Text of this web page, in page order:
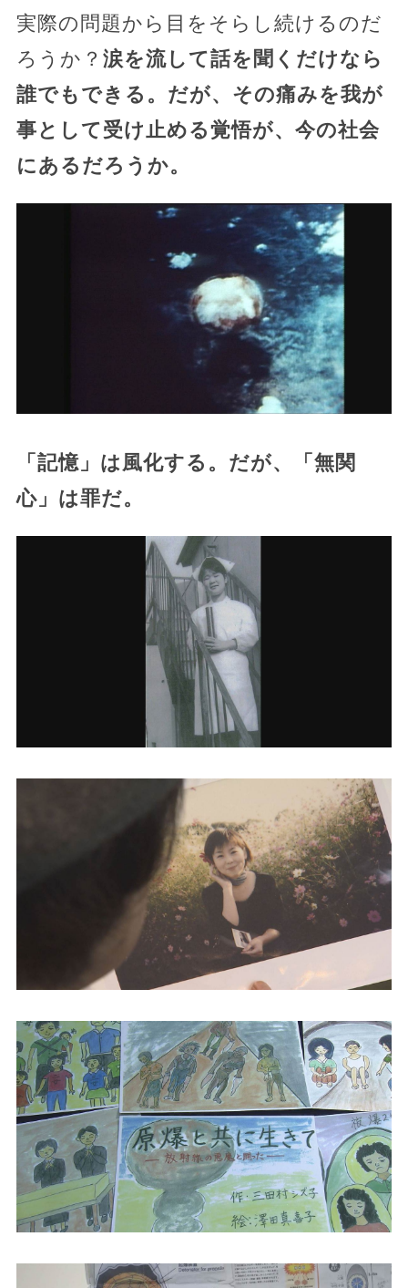
実際の問題から目をそらし続けるのだ
ろうか？ 涙を流して話を聞くだけなら
誰でもできる。だが、その痛みを我が
事として受け止める覚悟が、今の社会
にあるだろうか。
「記憶」は風化する。だが、「無関
心」は罪だ。